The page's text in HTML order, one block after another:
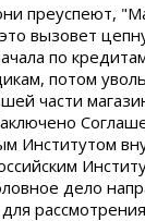
преуспеют,
вызовет
по
потом
части
Институтом
дело